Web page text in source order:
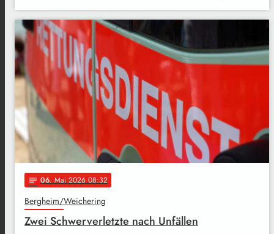
notes 06. Mai 2026 08:32
Bergheim/Weichering
Zwei Schwerverletzte nach Unfällen